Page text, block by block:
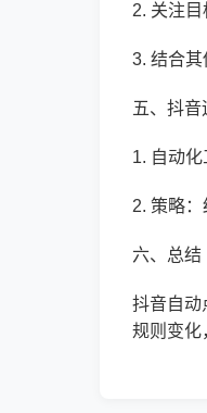
2. 关注目
3. 结合其
五、抖
1. 自动
2. 策略
六、总结
抖音自动
规则变化